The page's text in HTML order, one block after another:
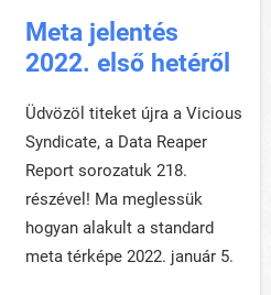
Meta jelentés
2022. első hetéről
Üdvözöl titeket újra a Vicious
Syndicate, a Data Reaper
Report sorozatuk 218.
részével! Ma meglessük
hogyan alakult a standard
meta térképe 2022. január 5.